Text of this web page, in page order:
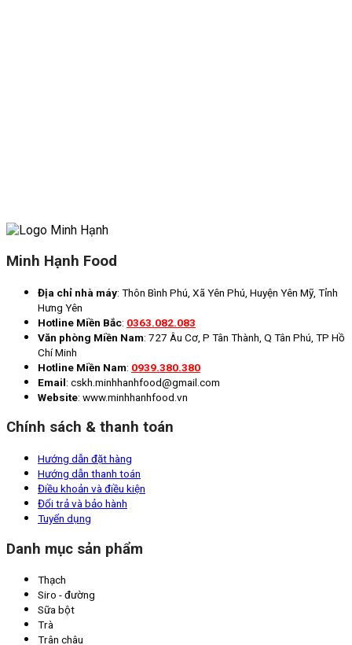
Minh Hạnh Food
Địa chỉ nhà máy: Thôn Bình Phú, Xã Yên Phú, Huyện Yên Mỹ, Tỉnh
Hưng Yên
Hotline Miền Bắc: 0363.082.083
Văn phòng Miền Nam: 727 Âu Cơ, P Tân Thành, Q Tân Phú, TP Hồ
Chí Minh
Hotline Miền Nam: 0939.380.380
Email: cskh.minhhanhfood@gmail.com
Website: www.minhhanhfood.vn
Chính sách & thanh toán
Hướng dẫn đặt hàng
Hướng dẫn thanh toán
Điều khoản và điều kiện
Đổi trả và bảo hành
Tuyển dụng
Danh mục sản phẩm
Thạch
Siro - đường
Sữa bột
Trà
Trân châu